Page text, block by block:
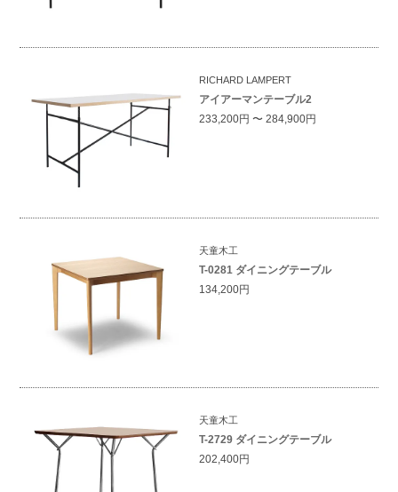
RICHARD LAMPERT
アイアーマンテーブル2
233,200円 〜 284,900円
天童木工
T-0281 ダイニングテーブル
134,200円
天童木工
T-2729 ダイニングテーブル
202,400円